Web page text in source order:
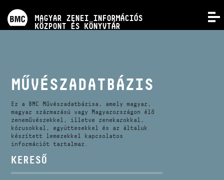
MAGYAR ZENEI INFORMÁCIÓS
KÖZPONT ÉS KÖNYVTÁR
KÉPZÉSEK
KIADVÁNYOK
RÓLUNK
KAPCSOLAT
MŰVÉSZADATBÁZIS
Ez a BMC Művészadatbázisa, amely magyar,
magyar származású vagy Magyarországon élő
zeneművészekkel, illetve zenekarokkal,
kórusokkal, együttesekkel és az általuk
készített lemezekkel kapcsolatos
információt tartalmaz.
KERESŐ